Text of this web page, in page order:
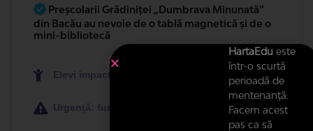
Pătuțuri și mobilier pentru copilașii minunați
de la Grădinița „Dumbrava Minunată” din Bacău
Elevi impactați: 22
HartaEdu este
într-o scurtă
perioadă de
mentenanță.
Facem acest
pas ca să